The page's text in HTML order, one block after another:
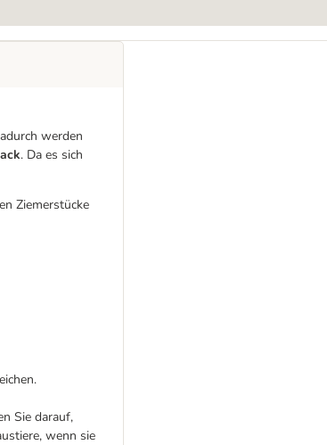
werden
. Da es sich
Ziemerstücke
Sie darauf,
wenn sie